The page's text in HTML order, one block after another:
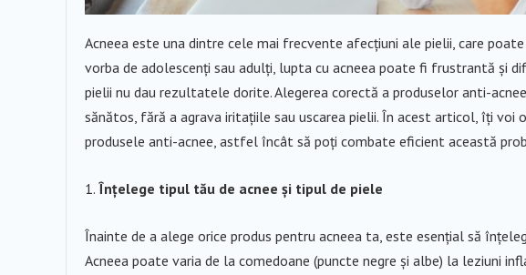
Acneea este una dintre cele mai frecvente afecțiuni ale pielii, care
vorba de adolescenți sau adulți, lupta cu acneea poate fi frustrantă și
pielii nu dau rezultatele dorite. Alegerea corectă a produselor anti-
sănătos, fără a agrava iritațiile sau uscarea pielii. În acest articol, îți
produsele anti-acnee, astfel încât să poți combate eficient această
Înțelege tipul tău de acnee și tipul de piele
Înainte de a alege orice produs pentru acneea ta, este esențial să
Acneea poate varia de la comedoane (puncte negre și albe) la leziuni